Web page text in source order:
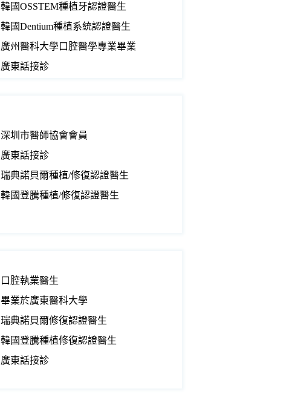
韓國OSSTEM種植牙認證醫生
韓國Dentium種植系統認證醫生
廣州醫科大學口腔醫學專業畢業
廣東話接診
深圳市醫師協會會員
廣東話接診
瑞典諾貝爾種植/修復認證醫生
韓國登騰種植/修復認證醫生
口腔執業醫生
畢業於廣東醫科大學
瑞典諾貝爾修復認證醫生
韓國登騰種植修復認證醫生
廣東話接診